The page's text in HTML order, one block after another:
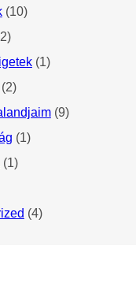
(10)
(1)
(9)
(1)
(1)
(4)